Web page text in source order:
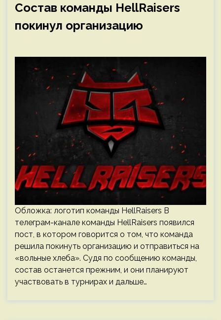
Состав команды HellRaisers
покинул организацию
Обложка: логотип команды HellRaisers В
телеграм-канале команды HellRaisers появился
пост, в котором говорится о том, что команда
решила покинуть организацию и отправиться на
«вольные хлеба». Судя по сообщению команды,
состав останется прежним, и они планируют
участвовать в турнирах и дальше…